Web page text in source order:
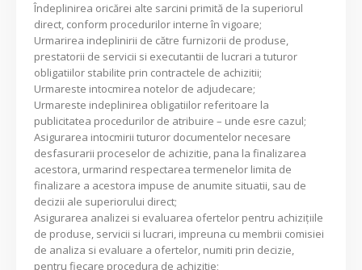
Îndeplinirea oricărei alte sarcini primită de la superiorul
direct, conform procedurilor interne în vigoare;
Urmarirea indeplinirii de către furnizorii de produse,
prestatorii de servicii si executantii de lucrari a tuturor
obligatiilor stabilite prin contractele de achizitii;
Urmareste intocmirea notelor de adjudecare;
Urmareste indeplinirea obligatiilor referitoare la
publicitatea procedurilor de atribuire – unde esre cazul;
Asigurarea intocmirii tuturor documentelor necesare
desfasurarii proceselor de achizitie, pana la finalizarea
acestora, urmarind respectarea termenelor limita de
finalizare a acestora impuse de anumite situatii, sau de
decizii ale superiorului direct;
Asigurarea analizei si evaluarea ofertelor pentru achiziţiile
de produse, servicii si lucrari, impreuna cu membrii comisiei
de analiza si evaluare a ofertelor, numiti prin decizie,
pentru fiecare procedura de achizitie;